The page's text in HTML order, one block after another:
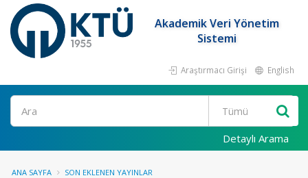
Akademik Veri Yönetim
Sistemi
Araştırmacı Girişi English
Ara
Detaylı Arama
ANA SAYFA SON EKLENEN YAYINLAR